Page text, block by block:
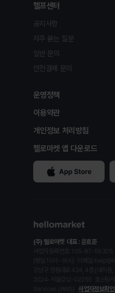
헬프센터
공지사항
자주 묻는 질문
일반 문의
안전결제 문의
운영정책
이용약관
개인정보 처리방침
헬로마켓 앱 다운로드
(주) 헬로마켓 대표 : 윤효준
사업자정보확인